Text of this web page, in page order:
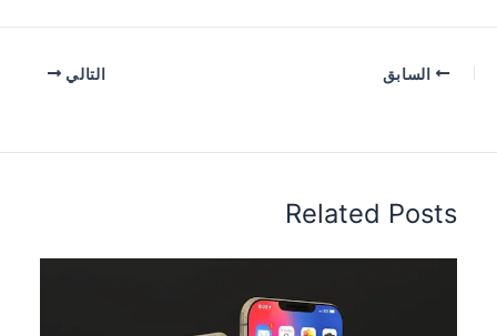
السابق التالي
Related Posts